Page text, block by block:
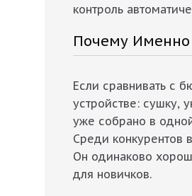
контроль
Почему Именно
Если сравнивать с
устройстве: сушку,
уже собрано в
Среди конкурентов
Он одинаково
для новичков.